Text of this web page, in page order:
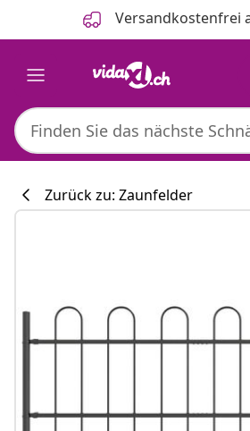
Versandkostenfrei
Zurück zu: Zaunfelder